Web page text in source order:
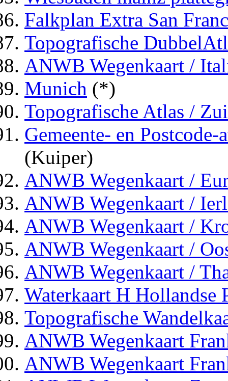
Falkplan Extra San
Topografische
ANWB Wegenkaart /
Munich (*)
Topografische Atlas /
Gemeente- en
(Kuiper)
ANWB Wegenkaart /
ANWB Wegenkaart /
ANWB Wegenkaart /
ANWB Wegenkaart /
ANWB Wegenkaart /
Waterkaart H Hollandse
Topografische
ANWB Wegenkaart
ANWB Wegenkaart